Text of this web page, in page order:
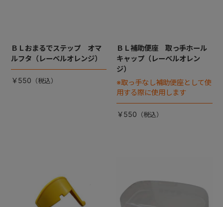
ＢＬおまるでステップ オマ
ルフタ（レーベルオレンジ）
￥550
ＢＬ補助便座 取っ手ホール
キャップ（レーベルオレン
ジ）
※取っ手なし補助便座として使
用する際に使用します
￥550